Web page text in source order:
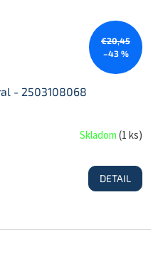
€20,45
–43 %
- 2503108068
Skladom(1 ks)
DETAIL